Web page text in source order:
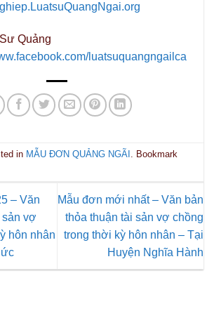
Quảng
luatsuquangngailca
in MẪU ĐƠN QUẢNG NGÃI . Bookmark
– Văn
sản vợ
hôn nhân
Mẫu đơn mới nhất – Văn bản
thỏa thuận tài sản vợ chồng
trong thời kỳ hôn nhân – Tại
Huyện Nghĩa Hành